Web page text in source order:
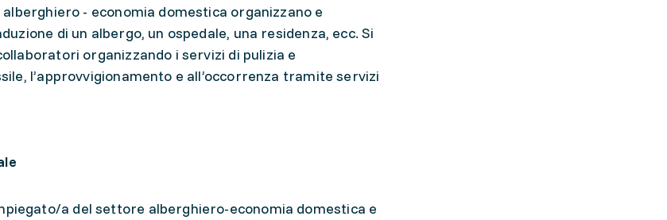
- economia domestica organizzano e
di un albergo, un ospedale, una residenza, ecc. Si
organizzando i servizi di pulizia e
l’approvvigionamento e all’occorrenza tramite servizi
a del settore alberghiero-economia domestica e